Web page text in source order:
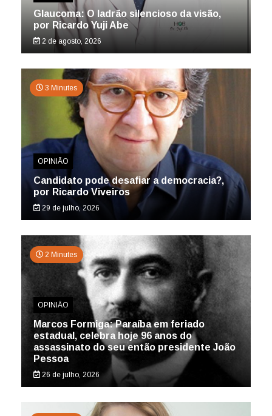
Glaucoma: O ladrão silencioso da visão,
por Ricardo Yuji Abe
2 de agosto, 2026
3 Minutes
OPINIÃO
Candidato pode desafiar a democracia?,
por Ricardo Viveiros
29 de julho, 2026
2 Minutes
OPINIÃO
Marcos Formiga: Paraíba em feriado
estadual, celebra hoje 96 anos do
assassinato do seu então presidente João
Pessoa
26 de julho, 2026